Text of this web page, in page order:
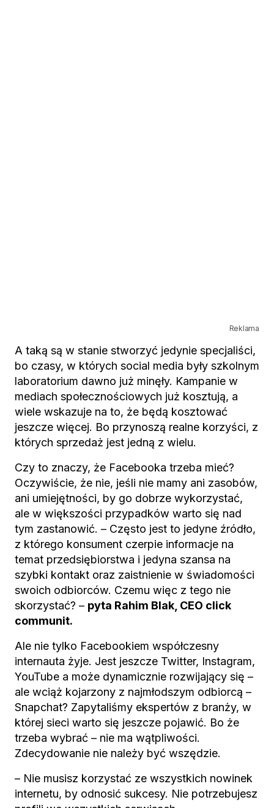
Reklama
A taką są w stanie stworzyć jedynie specjaliści,
bo czasy, w których social media były szkolnym
laboratorium dawno już minęły. Kampanie w
mediach społecznościowych już kosztują, a
wiele wskazuje na to, że będą kosztować
jeszcze więcej. Bo przynoszą realne korzyści, z
których sprzedaż jest jedną z wielu.
Czy to znaczy, że Facebooka trzeba mieć?
Oczywiście, że nie, jeśli nie mamy ani zasobów,
ani umiejętności, by go dobrze wykorzystać,
ale w większości przypadków warto się nad
tym zastanowić. – Często jest to jedyne źródło,
z którego konsument czerpie informacje na
temat przedsiębiorstwa i jedyna szansa na
szybki kontakt oraz zaistnienie w świadomości
swoich odbiorców. Czemu więc z tego nie
skorzystać? – pyta Rahim Blak, CEO click
communit.
Ale nie tylko Facebookiem współczesny
internauta żyje. Jest jeszcze Twitter, Instagram,
YouTube a może dynamicznie rozwijający się –
ale wciąż kojarzony z najmłodszym odbiorcą –
Snapchat? Zapytaliśmy ekspertów z branży, w
której sieci warto się jeszcze pojawić. Bo że
trzeba wybrać – nie ma wątpliwości.
Zdecydowanie nie należy być wszędzie.
– Nie musisz korzystać ze wszystkich nowinek
internetu, by odnosić sukcesy. Nie potrzebujesz